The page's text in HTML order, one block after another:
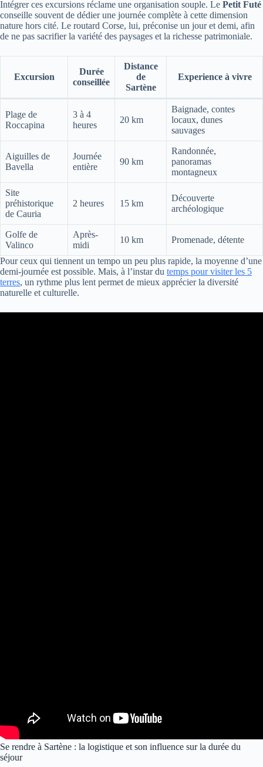
Intégrer ces excursions réclame une organisation souple. Le Petit Futé
conseille souvent de dédier une journée complète à cette dimension
nature hors cité. Le routard Corse, lui, préconise un jour et demi, afin
de ne pas sacrifier la variété des paysages et la richesse patrimoniale.
Excursion
Durée
conseillée
Distance
de
Sartène
Experience à vivre
Plage de
Roccapina
3 à 4
heures
20 km
Baignade, contes
locaux, dunes
sauvages
Aiguilles de
Bavella
Journée
entière
90 km
Randonnée,
panoramas
montagneux
Site
préhistorique
de Cauria
2 heures 15 km
Découverte
archéologique
Golfe de
Valinco
Après-
midi
10 km Promenade, détente
Pour ceux qui tiennent un tempo un peu plus rapide, la moyenne d’une
demi-journée est possible. Mais, à l’instar du temps pour visiter les 5
terres, un rythme plus lent permet de mieux apprécier la diversité
naturelle et culturelle.
Se rendre à Sartène : la logistique et son influence sur la durée du
séjour